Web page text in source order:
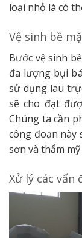
loại nhỏ là có
Vệ sinh bề
Bước vệ sinh
đa lượng bụi
sử dụng lau
sẽ cho đạt
Chúng ta cần
công đoạn này
sơn và thẩm
Xử lý các vấn